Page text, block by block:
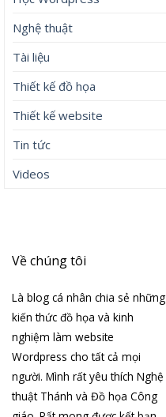
Nghệ thuật
Tài liệu
Thiết kế đồ họa
Thiết kế website
Tin tức
Videos
Về chúng tôi
Là blog cá nhân chia sẻ những
kiến thức đồ họa và kinh
nghiệm làm website
Wordpress cho tất cả mọi
người. Mình rất yêu thích Nghệ
thuật Thánh và Đồ họa Công